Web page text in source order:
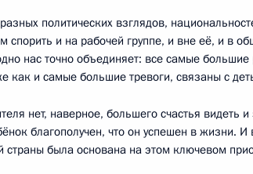
года, 17:15 Московская область, Ново-Огарёво
года, среда
экономическим вопросам
политических взглядов,
и на рабочей группе, и вне её, и в
нас точно объединяет: все самые большие
как и самые большие тревоги, связаны с
нет, наверное, большего счастья видеть и
благополучен, что он успешен в жизни.
была основана на этом ключевом